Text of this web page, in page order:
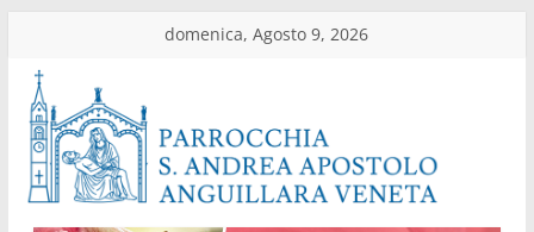
contenuto
domenica, Agosto 9, 2026
Parrocchia